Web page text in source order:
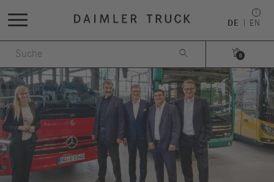
DE EN
 
0